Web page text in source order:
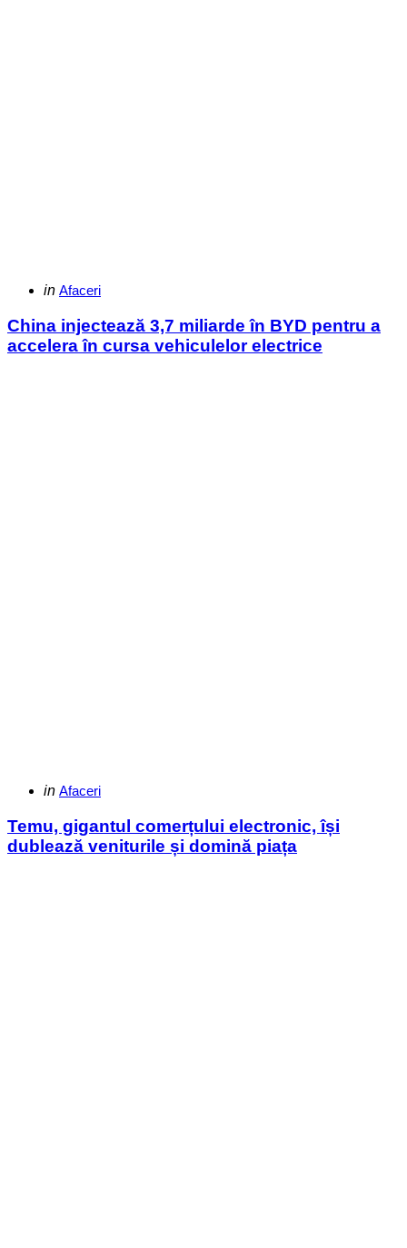
Categories
Posted
in Afaceri
China injectează 3,7 miliarde în BYD pentru a
accelera în cursa vehiculelor electrice
Categories
Posted
in Afaceri
Temu, gigantul comerțului electronic, își
dublează veniturile și domină piața